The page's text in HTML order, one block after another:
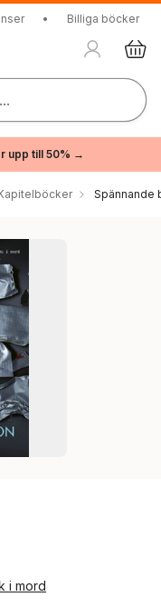
• Billiga böcker
upp till 50% →
Spännande
i mord